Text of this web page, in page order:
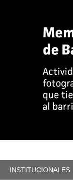
INSTITUCIONALES